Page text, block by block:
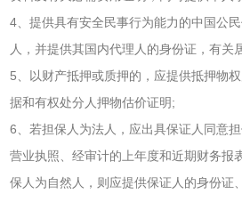
4、提供具有安全民事行为能力的中国公
人，并提供其国内代理人的身份证，有关
5、以财产抵押或质押的，应提供抵押物
据和有权处分人押物估价证明;
6、若担保人为法人，应出具保证人同意
营业执照、经审计的上年度和近期财务报
保人为自然人，则应提供保证人的身份证